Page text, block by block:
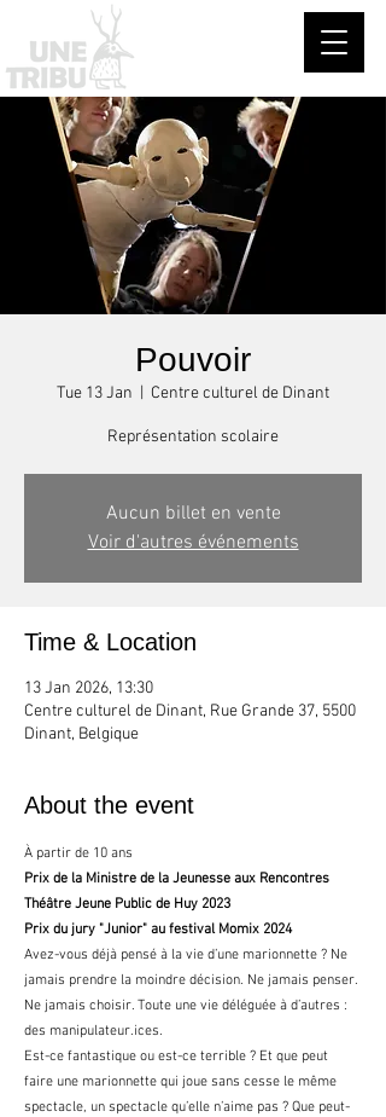
Pouvoir
Tue 13 Jan Centre culturel de Dinant
Représentation scolaire
Aucun billet en vente
Voir d'autres événements
Time & Location
13 Jan 2026, 13:30
Centre culturel de Dinant, Rue Grande 37, 5500
Dinant, Belgique
About the event
À partir de 10 ans
Prix de la Ministre de la Jeunesse aux Rencontres
Théâtre Jeune Public de Huy 2023
Prix du jury "Junior" au festival Momix 2024
​Avez-vous déjà pensé à la vie d’une marionnette ? Ne
jamais prendre la moindre décision. Ne jamais penser.
Ne jamais choisir. Toute une vie déléguée à d’autres :
des manipulateur.ices.
Est-ce fantastique ou est-ce terrible ? Et que peut
faire une marionnette qui joue sans cesse le même
spectacle, un spectacle qu’elle n’aime pas ? Que peut-